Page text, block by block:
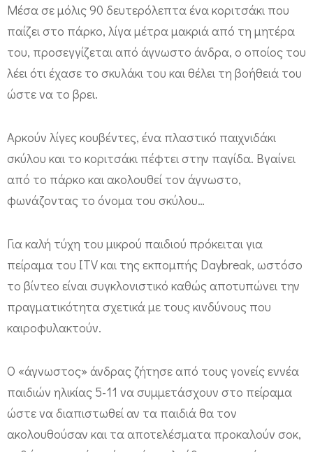
α
ρ
κ
ο
ύ
γ
ι
α
ν
α
ε
ξ
α
φ
ν
ι
σ
τ
Μέσα σε μόλις 90 δευτερόλεπτα ένα κοριτσάκι που
παίζει στο πάρκο, λίγα μέτρα μακριά από τη μητέρα
του, προσεγγίζεται από άγνωστο άνδρα, ο οποίος του
λέει ότι έχασε το σκυλάκι του και θέλει τη βοήθειά του
ώστε να το βρει.
Αρκούν λίγες κουβέντες, ένα πλαστικό παιχνιδάκι
σκύλου και το κοριτσάκι πέφτει στην παγίδα. Βγαίνει
από το πάρκο και ακολουθεί τον άγνωστο,
φωνάζοντας το όνομα του σκύλου…
Για καλή τύχη του μικρού παιδιού πρόκειται για
πείραμα του ITV και της εκπομπής Daybreak, ωστόσο
το βίντεο είναι συγκλονιστικό καθώς αποτυπώνει την
πραγματικότητα σχετικά με τους κινδύνους που
καιροφυλακτούν.
Ο «άγνωστος» άνδρας ζήτησε από τους γονείς εννέα
παιδιών ηλικίας 5-11 να συμμετάσχουν στο πείραμα
ώστε να διαπιστωθεί αν τα παιδιά θα τον
ακολουθούσαν και τα αποτελέσματα προκαλούν σοκ,